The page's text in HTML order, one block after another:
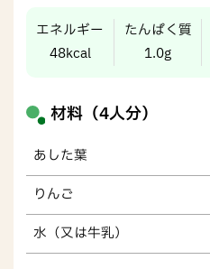
エネルギー
48kcal
たんぱく質
1.0g
材料（4人分）
あした葉
りんご
水（又は牛乳）